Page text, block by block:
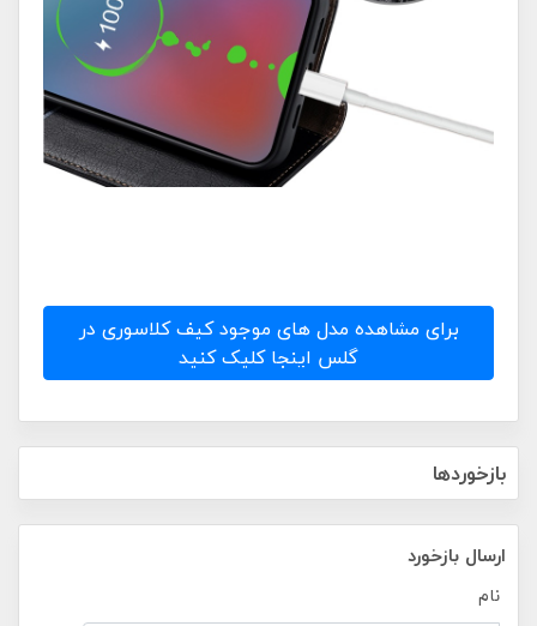
برای مشاهده مدل های موجود کیف کلاسوری در
گلس اینجا کلیک کنید
بازخوردها
ارسال بازخورد
نام